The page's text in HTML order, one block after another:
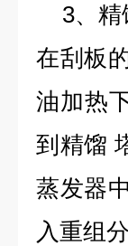
3、精
在刮板
油加热
到精馏
蒸发器
入重组